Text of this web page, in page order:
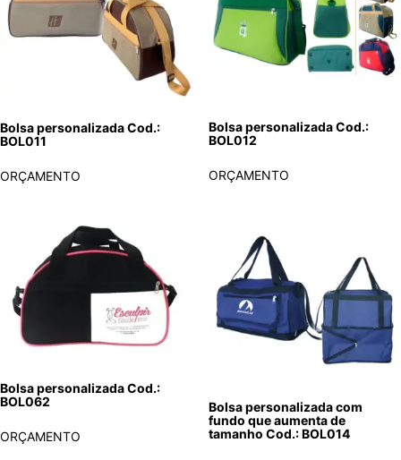
Bolsa personalizada Cod.:
BOL011
ORÇAMENTO
Bolsa personalizada Cod.:
BOL012
ORÇAMENTO
Bolsa personalizada Cod.:
BOL062
ORÇAMENTO
Bolsa personalizada com
fundo que aumenta de
tamanho Cod.: BOL014